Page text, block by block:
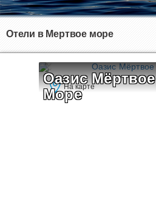
Отели в Мертвое море
Оазис Мёртвое
Море
На карте